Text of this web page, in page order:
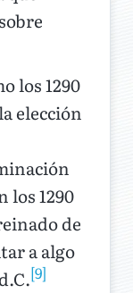
los 1290
elección
los 1290
de
a algo
[9]